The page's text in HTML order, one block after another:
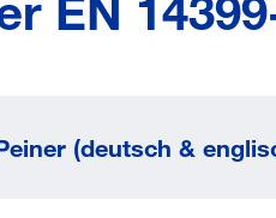
(deutsch &